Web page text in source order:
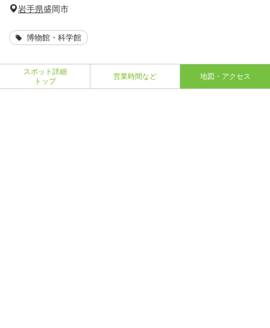
岩手県盛岡市
博物館・科学館
スポット詳細
トップ
営業時間など 地図・アクセス